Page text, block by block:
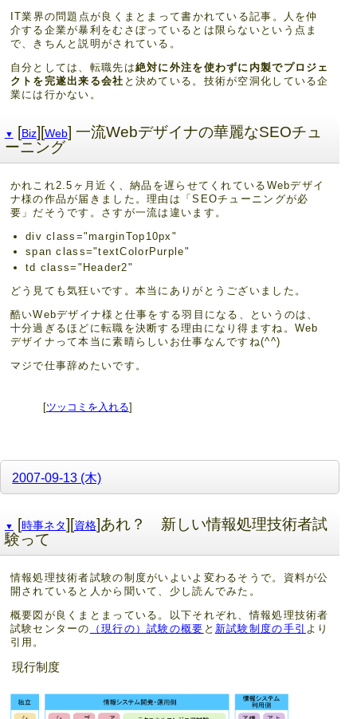
IT業界の問題点が良くまとまって書かれている記事。人を仲
介する企業が暴利をむさぼっているとは限らないという点ま
で、きちんと説明がされている。
自分としては、転職先は絶対に外注を使わずに内製でプロジェ
クトを完遂出来る会社 と決めている。技術が空洞化している企
業には行かない。
▼ [Biz][Web] 一流Webデザイナの華麗なSEOチュ
ーニング
かれこれ2.5ヶ月近く、納品を遅らせてくれているWebデザイ
ナ様の作品が届きました。理由は「SEOチューニングが必
要」だそうです。さすが一流は違います。
div class="marginTop10px"
span class="textColorPurple"
td class="Header2"
どう見ても気狂いです。本当にありがとうございました。
酷いWebデザイナ様と仕事をする羽目になる、というのは、
十分過ぎるほどに転職を決断する理由になり得ますね。Web
デザイナって本当に素晴らしいお仕事なんですね(^^)
マジで仕事辞めたいです。
[ツッコミを入れる]
2007-09-13 (木)
▼ [時事ネタ][資格]あれ？ 新しい情報処理技術者試
験って
情報処理技術者試験の制度がいよいよ変わるそうで。資料が公
開されていると人から聞いて、少し読んでみた。
概要図が良くまとまっている。以下それぞれ、情報処理技術者
試験センターの
（現行の）試験の概要 と 新試験制度の手引 より
引用。
現行制度